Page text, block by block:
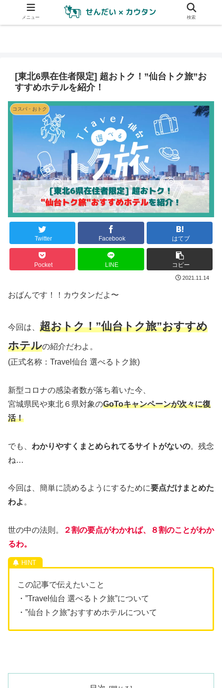
[東北6県在住者限定] 超おトク！”仙台トク旅”お
すすめホテルを紹介！
コスパ・おトク
Twitter Facebook はてブ
Pocket LINE コピー
2021.11.14
おばんです！！カウタンだよ〜
今回は、 超おトク！”仙台トク旅”おすすめ
ホテルの紹介だわよ。
(正式名称：Travel仙台 選べるトク旅)
新型コロナの感染者数が落ち着いた今、
宮城県民や東北６県対象のGoToキャンペーンが次々に復
活！
でも、 わかりやすくまとめられてるサイトがないの。残念
ね…
今回は、簡単に読めるようにするために要点だけまとめた
わよ 。
世の中の法則。
２割の要点がわかれば、８割のことがわか
るわ。
この記事で伝えたいこと
・”Travel仙台 選べるトク旅”について
・”仙台トク旅”おすすめホテルについて
メニュー 検索